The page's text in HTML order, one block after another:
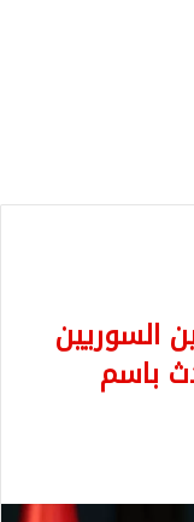
السوريين
باسم